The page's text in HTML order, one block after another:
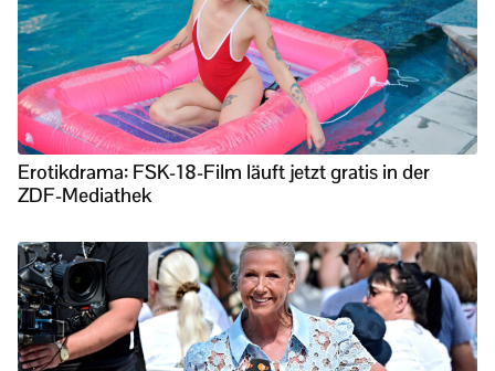
Erotikdrama: FSK-18-Film läuft jetzt gratis in der
ZDF-Mediathek